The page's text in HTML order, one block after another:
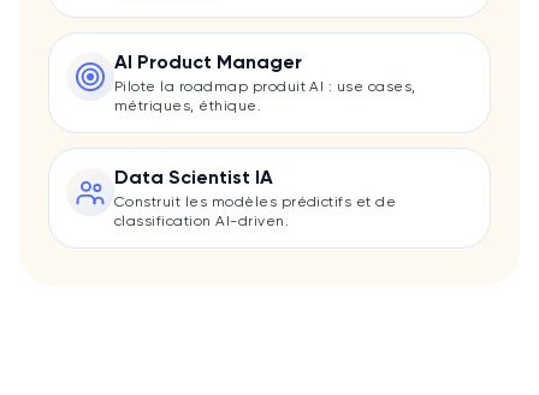
AI Product Manager
Pilote la roadmap produit AI : use cases,
métriques, éthique.
Data Scientist IA
Construit les modèles prédictifs et de
classification AI-driven.